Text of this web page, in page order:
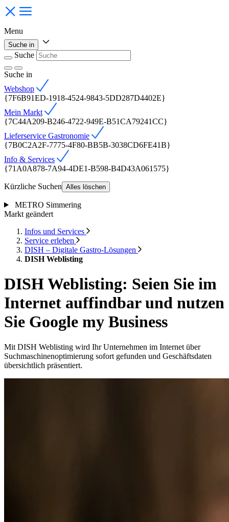
Menu
Suche in
Suche
Suche in
Webshop
{7F6B91ED-1918-4524-9843-5DD287D4402E}
Mein Markt
{7C44A209-B246-4722-949E-B51CA79241CC}
Lieferservice Gastronomie
{7B0C2A2F-7775-4F80-BB5B-3038CD6FE41B}
Info & Services
{71A0A878-7A94-4DE1-B598-B4D43A061575}
Kürzliche Suchen Alles löschen
METRO Simmering
Markt geändert
Infos und Services
Service erleben
DISH – Digitale Gastro-Lösungen
DISH Weblisting
DISH Weblisting: Seien Sie im
Internet auffindbar und nutzen
Sie Google my Business
Mit DISH Weblisting wird Ihr Unternehmen im Internet über
Suchmaschinenoptimierung sofort gefunden und Geschäftsdaten
übersichtlich präsentiert.